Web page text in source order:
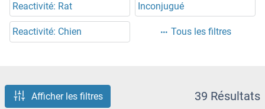
Reactivité: Rat Inconjugué
Reactivité: Chien Tous les filtres
Afficher les filtres 39 Résultats